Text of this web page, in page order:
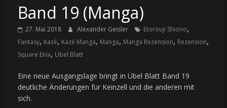
Band 19 (Manga)
27. Mai 2018 Alexander Geisler Etorouji Shiono,
Fantasy, Kazé, Kazé Manga, Manga, Manga Rezension, Rezension,
Square Enix, Übel Blatt
Eine neue Ausgangslage bringt in Übel Blatt Band 19
deutliche Änderungen für Keinzell und die anderen mit
sich.